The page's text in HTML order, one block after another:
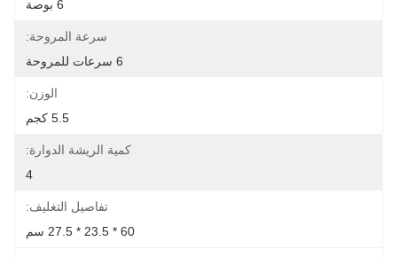
سرعة المروحة:
الوزن:
5.5 كجم
كمية الريشة الدوارة:
4
تفاصيل التغليف:
60 * 23.5 * 27.5 سم